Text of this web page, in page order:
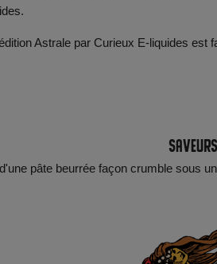
Astrale par Curieux E-liquides
Saveurs
pâte beurrée façon crumble sous